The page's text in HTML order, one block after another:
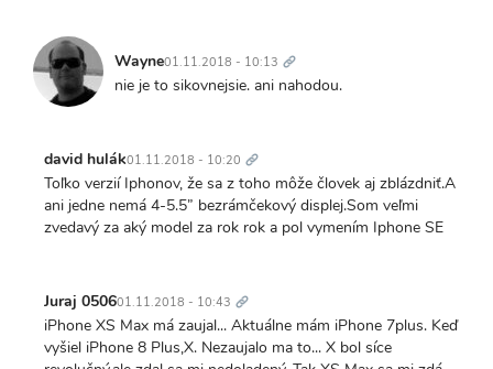
Wayne01.11.2018 - 10:13 odkaz
nie je to sikovnejsie. ani nahodou.
david hulák01.11.2018 - 10:20 odkaz
Toľko verzií Iphonov, že sa z toho môže človek aj zblázdniť.A
ani jedne nemá 4-5.5” bezrámčekový displej.Som veľmi
zvedavý za aký model za rok rok a pol vymením Iphone SE
Juraj 050601.11.2018 - 10:43 odkaz
iPhone XS Max má zaujal... Aktuálne mám iPhone 7plus. Keď
vyšiel iPhone 8 Plus,X. Nezaujalo ma to... X bol síce